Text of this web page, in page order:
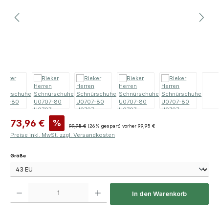
Verkaufspreis:
73,96 € % Regulärer Preis:
99,95 € (26% gespart) vorher 99,95 €
Preise inkl. MwSt. zzgl. Versandkosten
Größeauswählen
In den Warenkorb